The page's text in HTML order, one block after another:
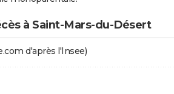
à Saint-Mars-du-Désert
d'après l'Insee)